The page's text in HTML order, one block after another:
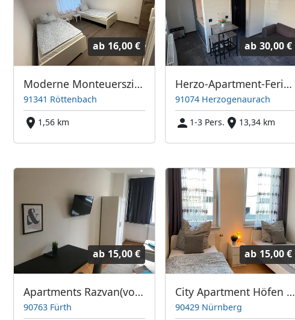
ab 16,00 €
Moderne Monteuerszimmer
91341 Röttenbach
1,56 km
ab 30,00 €
Herzo-Apartment-Ferienwohnung-Airbnb
91074 Herzogenaurach
1-3 Pers.
13,34 km
ab 15,00 €
Apartments Razvan(vorbim romaneste)
90763 Fürth
ab 15,00 €
City Apartment Höfen in Nürnberg
90429 Nürnberg